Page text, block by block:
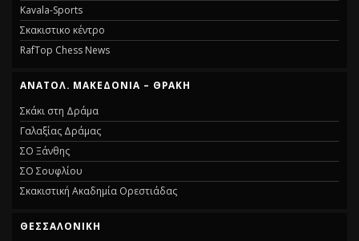
Kavala-Sports
Σκακιστικο κέντρο
RafTop Chess News
ΑΝΑΤΟΛ. ΜΑΚΕΔΟΝΙΑ – ΘΡΑΚΗ
Σκάκι στη Δράμα
Γαλαξίας Δράμας
ΣΟ Ξάνθης
ΣΟ Σουφλίου
Σκακιστική Ακαδημία Ορεστιάδας
ΘΕΣΣΑΛΟΝΙΚΗ